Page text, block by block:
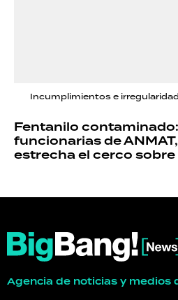
Incumplimientos e
Fentanilo
funcionarias de
estrecha el cerco sobre
Agencia de noticias y medios